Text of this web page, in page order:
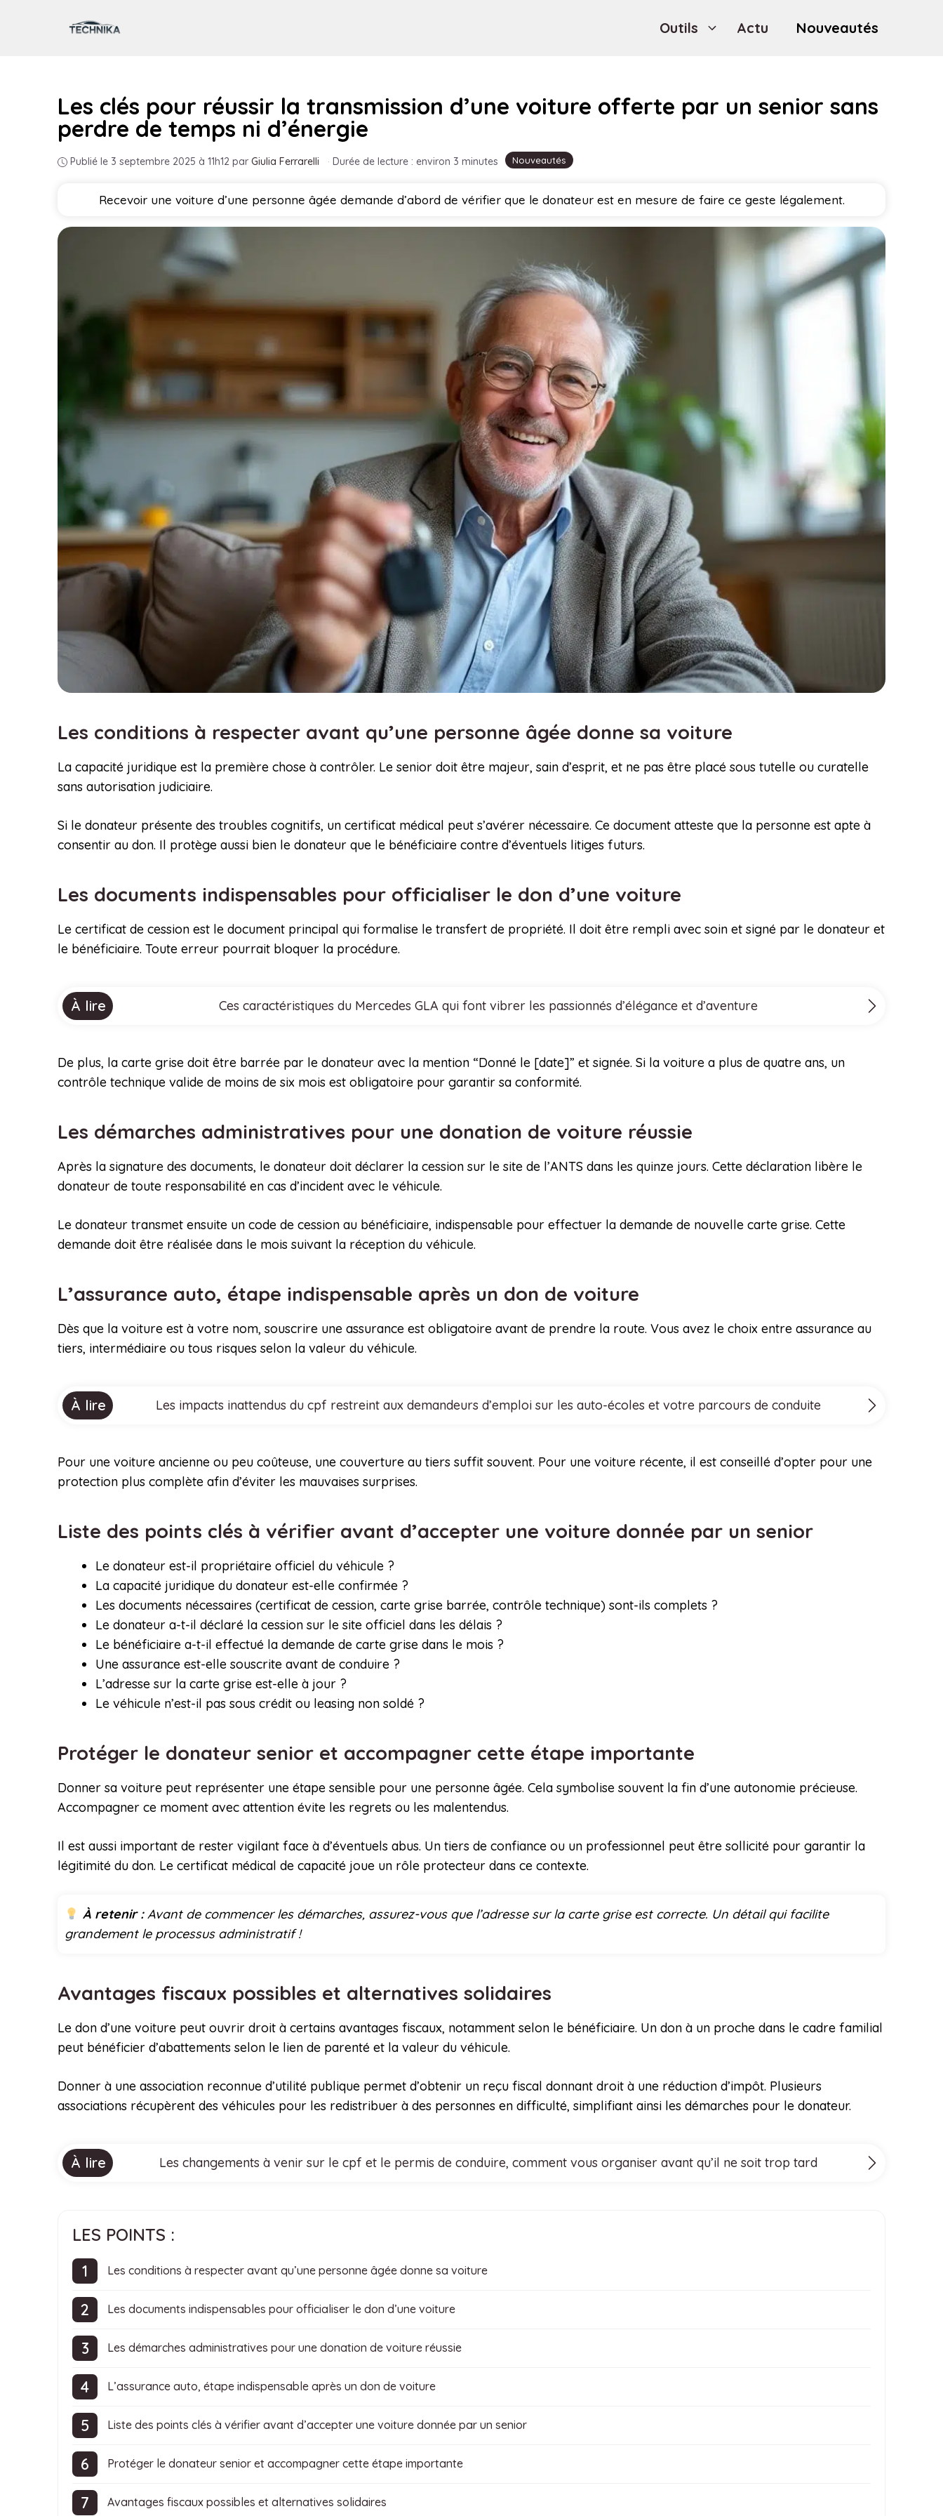
Outils Actu Nouveautés
Nouveautés
Les clés pour réussir la transmission d’une voiture offerte par un senior sans
perdre de temps ni d’énergie
Publié le 3 septembre 2025 à 11h12 par Giulia Ferrarelli · Durée de lecture : environ 3 minutes
Recevoir une voiture d’une personne âgée demande d’abord de vérifier que le donateur est en mesure de faire ce geste légalement.
Les conditions à respecter avant qu’une personne âgée donne sa voiture
La capacité juridique est la première chose à contrôler. Le senior doit être majeur, sain d’esprit, et ne pas être placé sous tutelle ou curatelle
sans autorisation judiciaire.
Si le donateur présente des troubles cognitifs, un certificat médical peut s’avérer nécessaire. Ce document atteste que la personne est apte à
consentir au don. Il protège aussi bien le donateur que le bénéficiaire contre d’éventuels litiges futurs.
Les documents indispensables pour officialiser le don d’une voiture
Le certificat de cession est le document principal qui formalise le transfert de propriété. Il doit être rempli avec soin et signé par le donateur et
le bénéficiaire. Toute erreur pourrait bloquer la procédure.
À lire Ces caractéristiques du Mercedes GLA qui font vibrer les passionnés d’élégance et d’aventure
De plus, la carte grise doit être barrée par le donateur avec la mention “Donné le [date]” et signée. Si la voiture a plus de quatre ans, un
contrôle technique valide de moins de six mois est obligatoire pour garantir sa conformité.
Les démarches administratives pour une donation de voiture réussie
Après la signature des documents, le donateur doit déclarer la cession sur le site de l’ANTS dans les quinze jours. Cette déclaration libère le
donateur de toute responsabilité en cas d’incident avec le véhicule.
Le donateur transmet ensuite un code de cession au bénéficiaire, indispensable pour effectuer la demande de nouvelle carte grise. Cette
demande doit être réalisée dans le mois suivant la réception du véhicule.
L’assurance auto, étape indispensable après un don de voiture
Dès que la voiture est à votre nom, souscrire une assurance est obligatoire avant de prendre la route. Vous avez le choix entre assurance au
tiers, intermédiaire ou tous risques selon la valeur du véhicule.
À lire Les impacts inattendus du cpf restreint aux demandeurs d’emploi sur les auto-écoles et votre parcours de conduite
Pour une voiture ancienne ou peu coûteuse, une couverture au tiers suffit souvent. Pour une voiture récente, il est conseillé d’opter pour une
protection plus complète afin d’éviter les mauvaises surprises.
Liste des points clés à vérifier avant d’accepter une voiture donnée par un senior
Le donateur est-il propriétaire officiel du véhicule ?
La capacité juridique du donateur est-elle confirmée ?
Les documents nécessaires (certificat de cession, carte grise barrée, contrôle technique) sont-ils complets ?
Le donateur a-t-il déclaré la cession sur le site officiel dans les délais ?
Le bénéficiaire a-t-il effectué la demande de carte grise dans le mois ?
Une assurance est-elle souscrite avant de conduire ?
L’adresse sur la carte grise est-elle à jour ?
Le véhicule n’est-il pas sous crédit ou leasing non soldé ?
Protéger le donateur senior et accompagner cette étape importante
Donner sa voiture peut représenter une étape sensible pour une personne âgée. Cela symbolise souvent la fin d’une autonomie précieuse.
Accompagner ce moment avec attention évite les regrets ou les malentendus.
Il est aussi important de rester vigilant face à d’éventuels abus. Un tiers de confiance ou un professionnel peut être sollicité pour garantir la
légitimité du don. Le certificat médical de capacité joue un rôle protecteur dans ce contexte.
À retenir :Avant de commencer les démarches, assurez-vous que l’adresse sur la carte grise est correcte. Un détail qui facilite
grandement le processus administratif !
Avantages fiscaux possibles et alternatives solidaires
Le don d’une voiture peut ouvrir droit à certains avantages fiscaux, notamment selon le bénéficiaire. Un don à un proche dans le cadre familial
peut bénéficier d’abattements selon le lien de parenté et la valeur du véhicule.
Donner à une association reconnue d’utilité publique permet d’obtenir un reçu fiscal donnant droit à une réduction d’impôt. Plusieurs
associations récupèrent des véhicules pour les redistribuer à des personnes en difficulté, simplifiant ainsi les démarches pour le donateur.
À lire Les changements à venir sur le cpf et le permis de conduire, comment vous organiser avant qu’il ne soit trop tard
LES POINTS :
Les conditions à respecter avant qu’une personne âgée donne sa voiture
Les documents indispensables pour officialiser le don d’une voiture
Les démarches administratives pour une donation de voiture réussie
L’assurance auto, étape indispensable après un don de voiture
Liste des points clés à vérifier avant d’accepter une voiture donnée par un senior
Protéger le donateur senior et accompagner cette étape importante
Avantages fiscaux possibles et alternatives solidaires